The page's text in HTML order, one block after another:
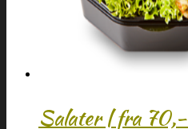
Salater | fra 70,-